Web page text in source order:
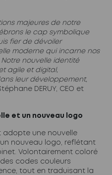
majeures de notre
le cap symbolique
fier de dévoiler
moderne qui incarne nos
nouvelle identité
agile et digital,
leur développement,
DERUY, CEO et
et un nouveau logo
adopte une nouvelle
nouveau logo, reflétant
Volontairement coloré
codes couleurs
tout en traduisant la